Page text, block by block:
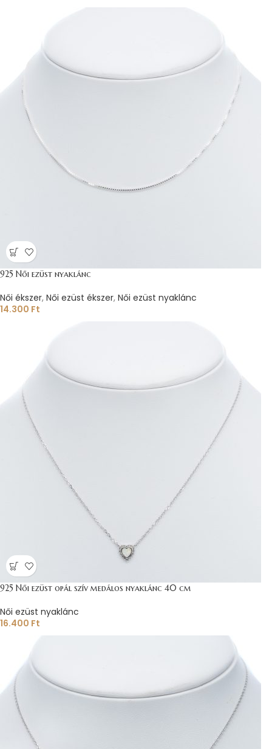
925 Női ezüst nyaklánc
Női ékszer, Női ezüst ékszer, Női ezüst nyaklánc
14.300 Ft
925 Női ezüst opál szív medálos nyaklánc 40 cm
Női ezüst nyaklánc
16.400 Ft